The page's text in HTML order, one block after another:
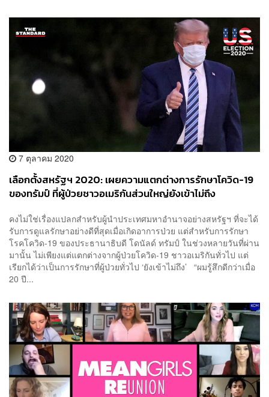
7 ตุลาคม 2020
เลือกตั้งสหรัฐฯ 2020: เผยความแตกต่างการรักษาโควิด-19
ของทรัมป์ ที่ผู้ป่วยชาวอเมริกันส่วนใหญ่ยังเข้าไม่ถึง
คงไม่ใช่เรื่องแปลกสำหรับผู้นำประเทศมหาอำนาจอย่างสหรัฐฯ ที่จะได้
รับการดูแลรักษาอย่างดีที่สุดเมื่อเกิดอาการป่วย แต่สำหรับการรักษา
โรคโควิด-19 ของประธานาธิบดี โดนัลด์ ทรัมป์ ในช่วงหลายวันที่ผ่าน
มานั้น ไม่เพียงแต่แตกต่างจากผู้ป่วยโควิด-19 ชาวอเมริกันทั่วไป แต่
เรียกได้ว่าเป็นการรักษาที่ผู้ป่วยทั่วไป ‘ยังเข้าไม่ถึง’ “ผมรู้สึกดีกว่าเมื่อ
20 ปี...